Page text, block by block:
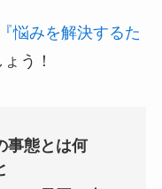
『悩みを解決するた
う！
事態とは何